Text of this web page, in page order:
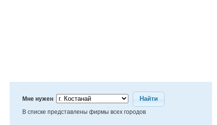
Мне нужен Найти
В списке представлены фирмы всех городов